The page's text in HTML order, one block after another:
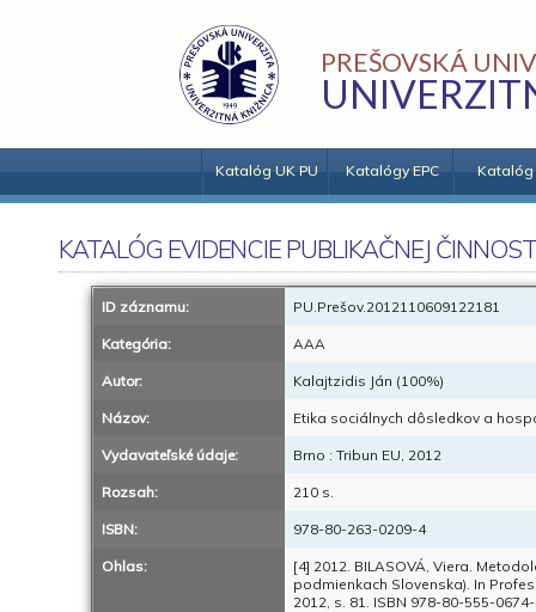
PREŠOVSKÁ
Katalóg UK PU Katalógy EPC Katalóg
KATALÓG EVIDENCIE PUBLIKAČNEJ
ID záznamu: PU.Prešov.2012110609122181
Kategória: AAA
Autor: Kalajtzidis Ján (100%)
Názov: Etika sociálnych dôsledkov a
Vydavateľské údaje: Brno : Tribun EU, 2012
Rozsah: 210 s.
ISBN: 978-80-263-0209-4
Ohlas:
[4] 2012. BILASOVÁ, Viera.
podmienkach Slovenska). In
2012, s. 81. ISBN 978-80-555-